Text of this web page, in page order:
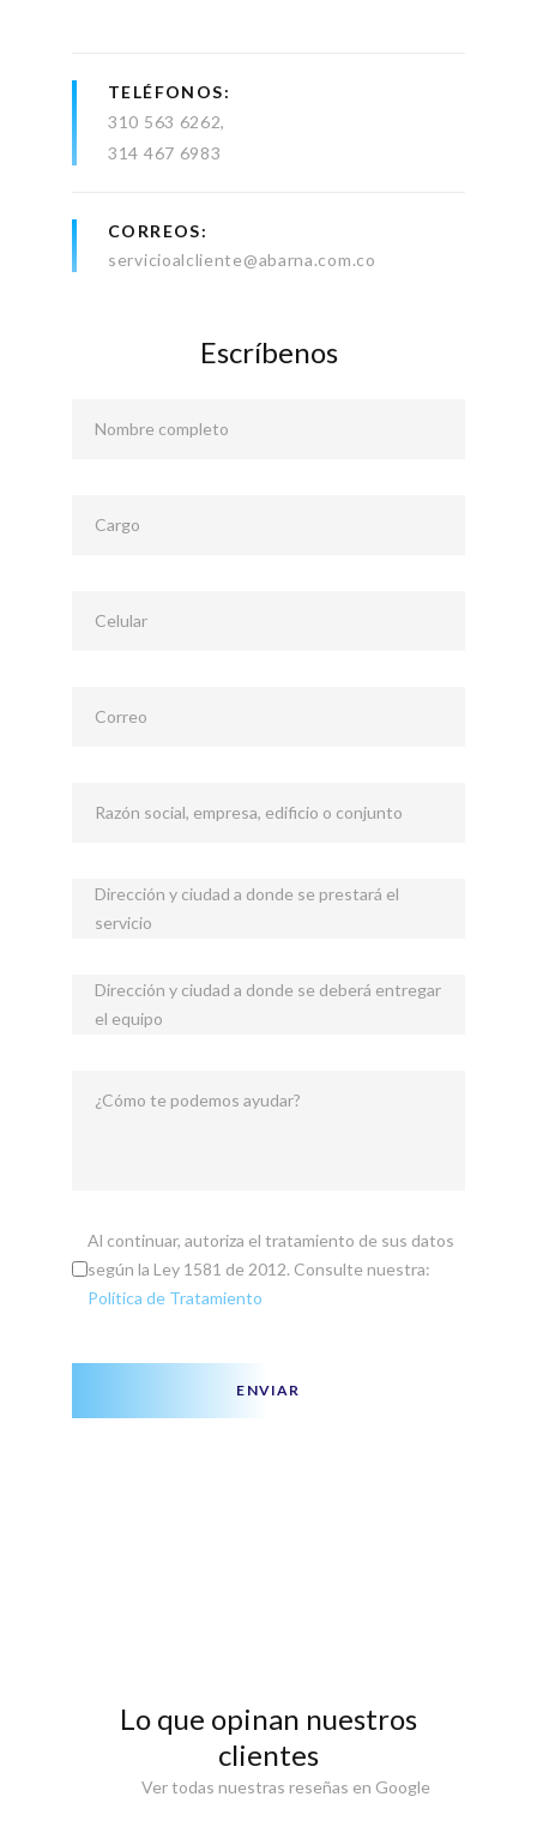
TELÉFONOS
310 563 6262
314 467 6983
CORREOS
servicioalcliente@abarna.com.co
Escríbenos
Nombre completo
Cargo
Celular
Correo
Razón social, empresa, edificio o conjunto
Dirección y ciudad a donde se prestará el
servicio
Dirección y ciudad a donde se deberá entregar
el equipo
¿Cómo te podemos ayudar?
Al continuar, autoriza el tratamiento de sus datos
según la Ley 1581 de 2012. Consulte nuestra:
Política de Tratamiento
ENVIAR
Lo que opinan nuestros
clientes
Ver todas nuestras reseñas en Google